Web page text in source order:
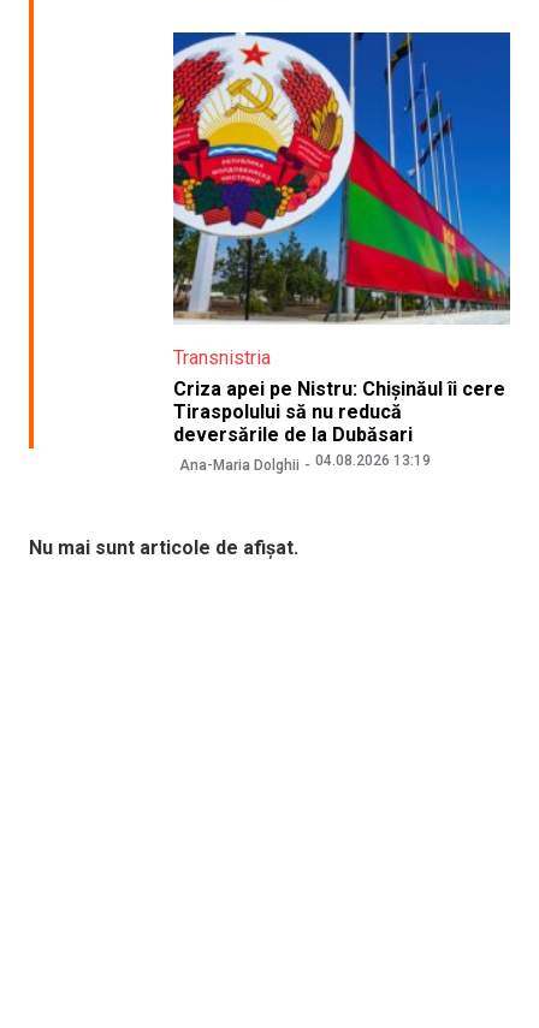
Transnistria
Criza apei pe Nistru: Chișinăul îi cere
Tiraspolului să nu reducă
deversările de la Dubăsari
Ana-Maria Dolghii 04.08.2026 13:19
Nu mai sunt articole de afișat.